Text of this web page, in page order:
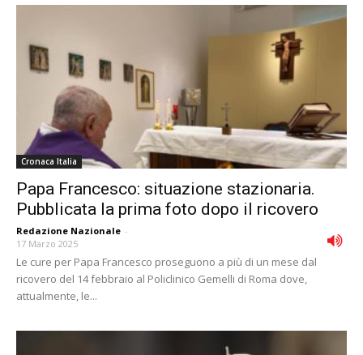
Cronaca Italia
Papa Francesco: situazione stazionaria.
Pubblicata la prima foto dopo il ricovero
Redazione Nazionale -
17 Marzo 2025
Le cure per Papa Francesco proseguono a più di un mese dal
ricovero del 14 febbraio al Policlinico Gemelli di Roma dove,
attualmente, le...